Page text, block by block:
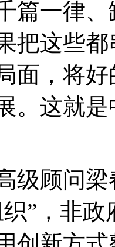
篇一律
把这些
面，将
。这就
级顾问
”，非